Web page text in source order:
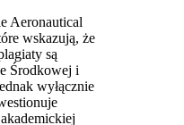
Aeronautical
wskazują, że
są
Środkowej i
wyłącznie